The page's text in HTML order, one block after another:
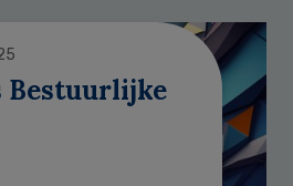
Bestuurlijke